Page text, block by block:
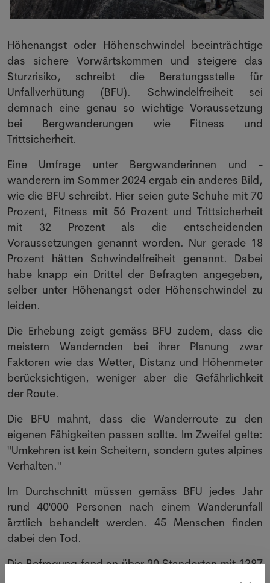
Höhenangst oder Höhenschwindel beeinträchtige
das sichere Vorwärtskommen und steigere das
Sturzrisiko, schreibt die Beratungsstelle für
Unfallverhütung (BFU). Schwindelfreiheit sei
demnach eine genau so wichtige Voraussetzung
bei Bergwanderungen wie Fitness und
Trittsicherheit.
Eine Umfrage unter Bergwanderinnen und -
wanderern im Sommer 2024 ergab ein anderes Bild,
wie die BFU schreibt. Hier seien gute Schuhe mit 70
Prozent, Fitness mit 56 Prozent und Trittsicherheit
mit 32 Prozent als die entscheidenden
Voraussetzungen genannt worden. Nur gerade 18
Prozent hätten Schwindelfreiheit genannt. Dabei
habe knapp ein Drittel der Befragten angegeben,
selber unter Höhenangst oder Höhenschwindel zu
leiden.
Die Erhebung zeigt gemäss BFU zudem, dass die
meistern Wandernden bei ihrer Planung zwar
Faktoren wie das Wetter, Distanz und Höhenmeter
berücksichtigen, weniger aber die Gefährlichkeit
der Route.
Die BFU mahnt, dass die Wanderroute zu den
eigenen Fähigkeiten passen sollte. Im Zweifel gelte:
"Umkehren ist kein Scheitern, sondern gutes alpines
Verhalten."
Im Durchschnitt müssen gemäss BFU jedes Jahr
rund 40'000 Personen nach einem Wanderunfall
ärztlich behandelt werden. 45 Menschen finden
dabei den Tod.
Die Befragung fand an über 20 Standorten mit 1387